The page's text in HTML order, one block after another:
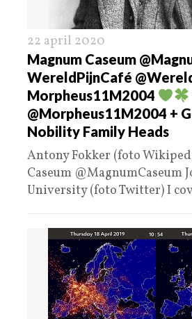
22 april 2020
Magnum Caseum
WereldPijnCafé
Morpheus11M2004
@Morpheus11M2004 +
Nobility Family Heads
Antony Fokker (foto
Caseum @MagnumCaseum
University (foto Twitter) I